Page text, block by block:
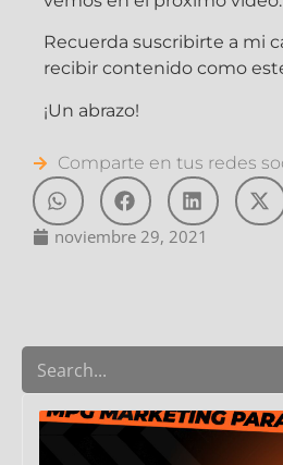
Recuerda suscribirte a mi
recibir contenido como
¡Un abrazo!
Comparte en tus redes
noviembre 29, 2021